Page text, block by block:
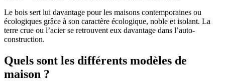
Le bois sert lui davantage pour les maisons contemporaines ou
écologiques grâce à son caractère écologique, noble et isolant. La
terre crue ou l’acier se retrouvent eux davantage dans l’auto-
construction.
Quels sont les différents modèles de
maison ?